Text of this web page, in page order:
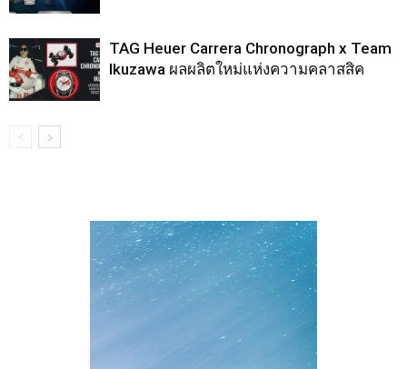
TAG Heuer Carrera Chronograph x Team
Ikuzawa ผลผลิตใหม่แห่งความคลาสสิค